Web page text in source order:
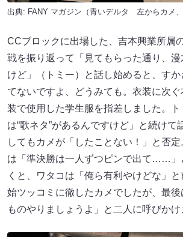
出典: FANY マガジン （青いデルタ 左からカメ
CCブロックに出場した、吉本興業所属
戦を振り返って「見てもらった通り、
けど」（トミー）と話し始めると、す
てないですよ、どうみても。衣装に次
装で使用した学生服を指差しました。
は“歌ネタ”があるんですけど」と続けて
してもカメが「したことない！」と否
は「準決勝は一人ずつピンで出て……」
くと、ワタコは「俺ら有利やけどな」
始ツッコミに徹したカメでしたが、最
ものやりましょうよ」と二人に呼びかけ